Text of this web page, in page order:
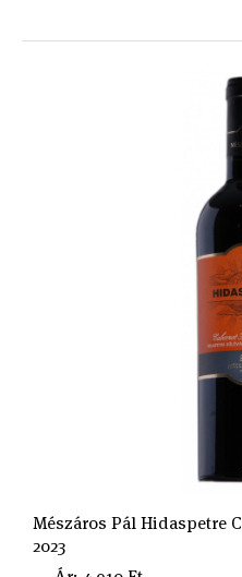
Mészáros Pál Hidaspetre
2023